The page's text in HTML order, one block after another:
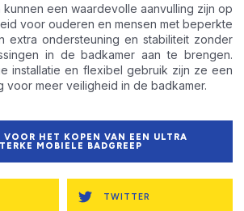
een waardevolle aanvulling zijn op
voor ouderen en mensen met beperkte
extra ondersteuning en stabiliteit zonder
in de badkamer aan te brengen.
installatie en flexibel gebruik zijn ze een
voor meer veiligheid in de badkamer.
VOOR HET KOPEN VAN EEN ULTRA
MOBIELE BADGREEP
TWITTER